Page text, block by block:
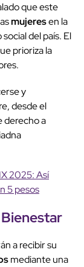
que este
mujeresen la
del país. El
prioriza la
y
desde el
derecho a
2025: Así
5 pesos
a recibir su
mediante una